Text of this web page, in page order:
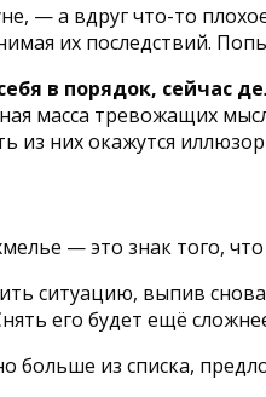
— а вдруг что-то
их последствий.
в порядок, сейчас
масса тревожащих
из них окажутся
— это знак того,
ситуацию, выпив
его будет ещё
больше из списка,